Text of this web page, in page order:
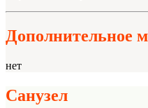
Дополнительное
нет
Санузел